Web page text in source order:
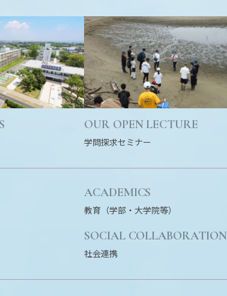
OUR OPEN LECTURE
学問探求セミナー
ACADEMICS
教育（学部・大学院等）
SOCIAL COLLABORATION
社会連携